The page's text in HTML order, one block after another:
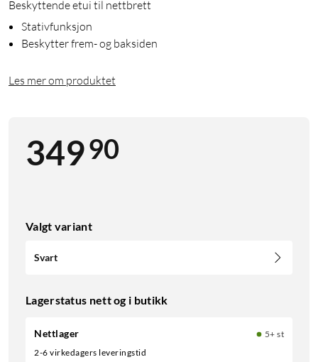
Beskyttende etui til nettbrett
Stativfunksjon
Beskytter frem- og baksiden
Les mer om produktet
34990
Valgt variant
Svart
Lagerstatus nett og i butikk
Nettlager
5+ st
2-6 virkedagers leveringstid